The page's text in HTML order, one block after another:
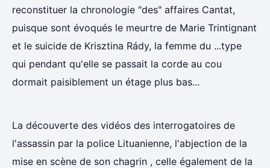
reconstituer la chronologie "des" affaires Cantat,
puisque sont évoqués le meurtre de Marie Trintignant
et le suicide de Krisztina Rády, la femme du ...type
qui pendant qu'elle se passait la corde au cou
dormait paisiblement un étage plus bas...
La découverte des vidéos des interrogatoires de
l'assassin par la police Lituanienne, l'abjection de la
mise en scène de son chagrin , celle également de la